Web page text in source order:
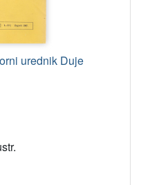
urednik Duje